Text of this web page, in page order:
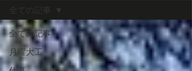
全ての記事
月曜大工
全ての記事